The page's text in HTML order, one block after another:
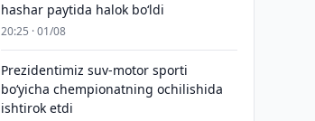
hashar paytida halok bo‘ldi
20:25 · 01/08
Prezidentimiz suv-motor sporti
bo‘yicha chempionatning ochilishida
ishtirok etdi